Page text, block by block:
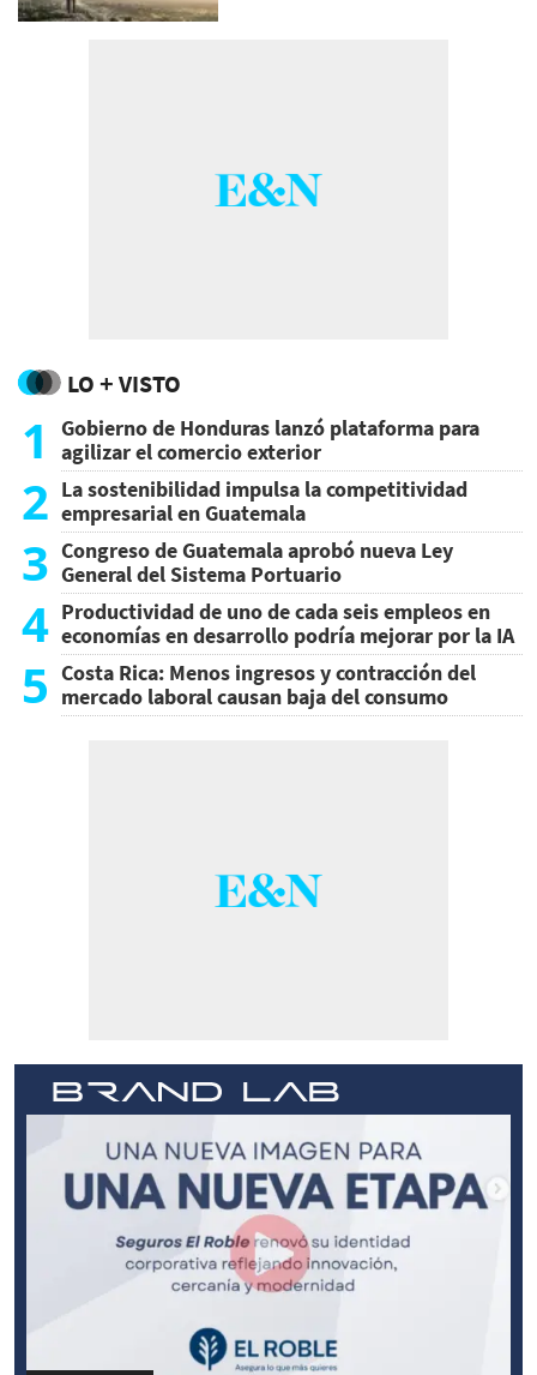
LO + VISTO
1
Gobierno de Honduras lanzó plataforma para
agilizar el comercio exterior
2 La sostenibilidad impulsa la competitividad
empresarial en Guatemala
3 Congreso de Guatemala aprobó nueva Ley
General del Sistema Portuario
4 Productividad de uno de cada seis empleos en
economías en desarrollo podría mejorar por la IA
5 Costa Rica: Menos ingresos y contracción del
mercado laboral causan baja del consumo